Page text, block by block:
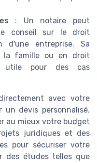
: Un notaire peut
conseil sur le droit
d'une entreprise. Sa
la famille ou en droit
utile pour des cas
avec votre
un devis personnalisé.
au mieux votre budget
juridiques et des
pour sécuriser votre
des études telles que